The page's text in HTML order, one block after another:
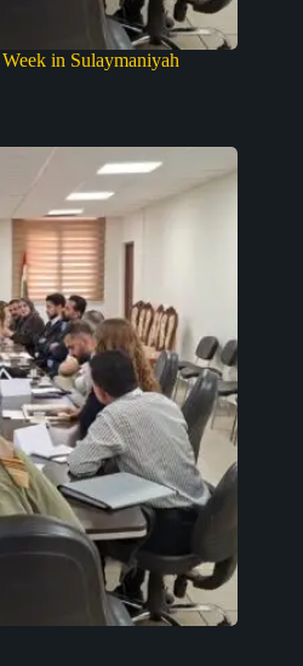
in Sulaymaniyah